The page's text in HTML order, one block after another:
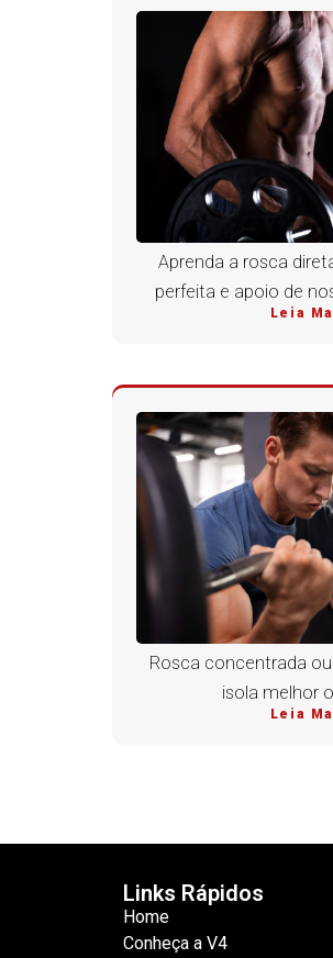
Aprenda a rosca
perfeita e apoio de
Leia
Rosca concentrada
isola melhor
Leia
Links Rápidos
Home
Conheça a V4